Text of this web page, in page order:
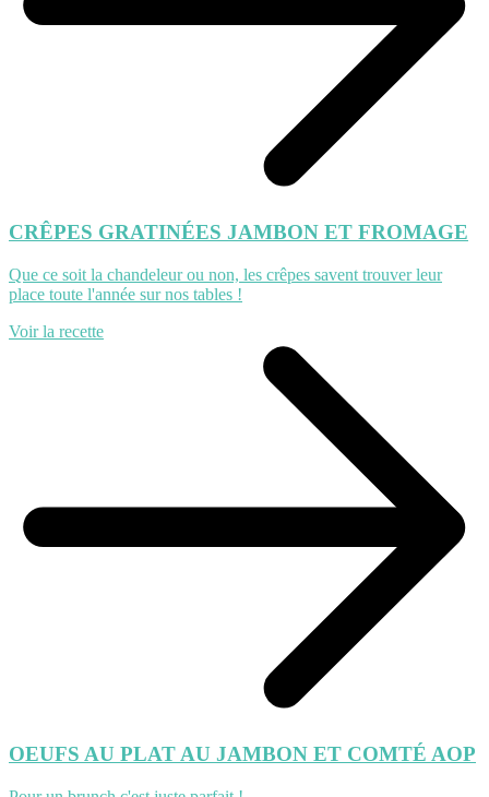
CRÊPES GRATINÉES JAMBON ET FROMAGE
Que ce soit la chandeleur ou non, les crêpes savent trouver leur
place toute l'année sur nos tables !
Voir la recette
OEUFS AU PLAT AU JAMBON ET COMTÉ AOP